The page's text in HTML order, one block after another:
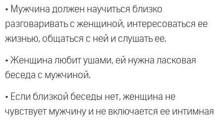
• Мужчина должен научиться близко
разговаривать с женщиной, интересоваться ее
жизнью, общаться с ней и слушать ее.
• Женщина любит ушами, ей нужна ласковая
беседа с мужчиной.
• Если близкой беседы нет, женщина не
чувствует мужчину и не включается ее интимная